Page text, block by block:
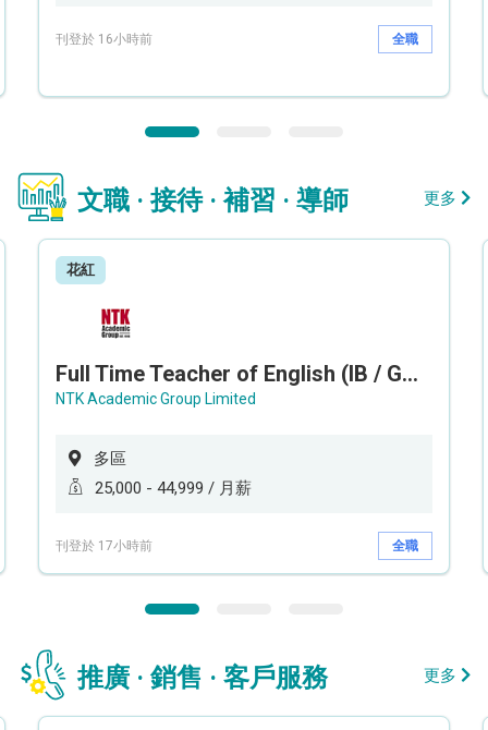
刊登於 16小時前 全職
文職 · 接待 · 補習 · 導師 更多
花紅
Full Time Teacher of English (IB / GCEAL /IGCSE)
NTK Academic Group Limited
多區
25,000 - 44,999 / 月薪
刊登於 17小時前 全職
推廣 · 銷售 · 客戶服務 更多